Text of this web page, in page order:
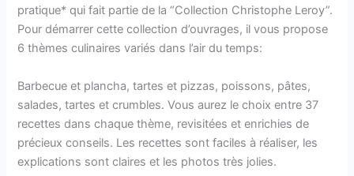
pratique* qui fait partie de la “Collection Christophe Leroy”.
Pour démarrer cette collection d’ouvrages, il vous propose
6 thèmes culinaires variés dans l’air du temps:
Barbecue et plancha, tartes et pizzas, poissons, pâtes,
salades, tartes et crumbles. Vous aurez le choix entre 37
recettes dans chaque thème, revisitées et enrichies de
précieux conseils. Les recettes sont faciles à réaliser, les
explications sont claires et les photos très jolies.